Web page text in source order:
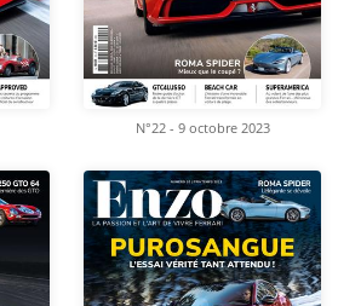
N°22 - 9 octobre 2023